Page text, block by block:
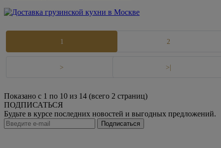
1 2
> >|
Показано с 1 по 10 из 14 (всего 2 страниц)
ПОДПИСАТЬСЯ
Будьте в курсе последних новостей и выгодных предложений.
Подписаться